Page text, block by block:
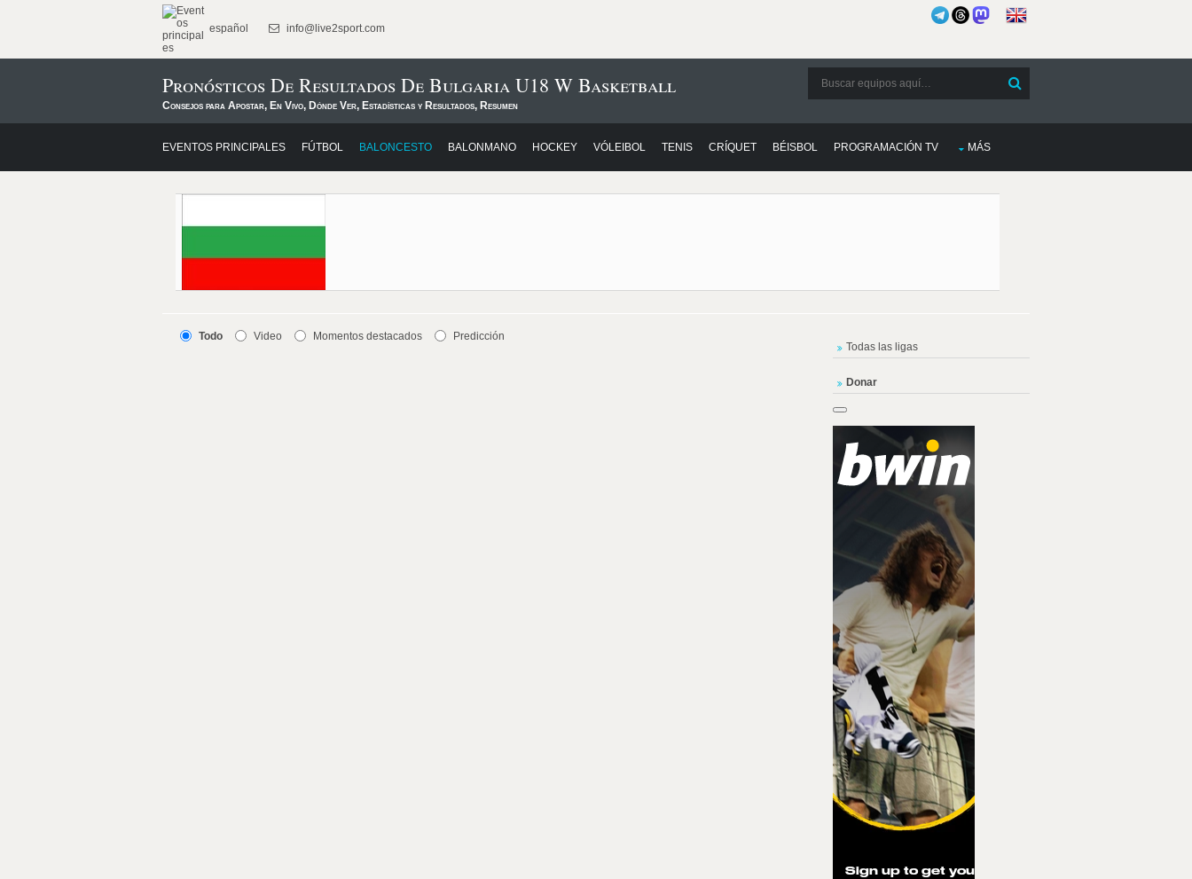
español info@live2sport.com
Pronósticos De Resultados De Bulgaria U18 W Basketball
Consejos para Apostar, En Vivo, Dónde Ver, Estadísticas y Resultados, Resumen
EVENTOS PRINCIPALES FÚTBOL BALONCESTO BALONMANO HOCKEY VÓLEIBOL TENIS CRÍQUET BÉISBOL PROGRAMACIÓN TV MÁS
Todo Video Momentos destacados Predicción
Todas las ligas
Donar